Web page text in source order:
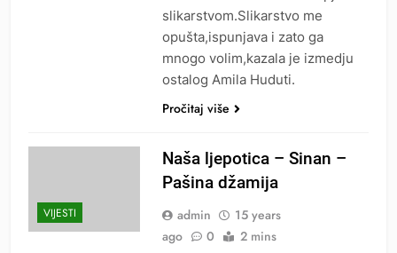
slikarstvom.Slikarstvo me
opušta,ispunjava i zato ga
mnogo volim,kazala je izmedju
ostalog Amila Huduti.
Pročitaj više
VIJESTI
Naša ljepotica – Sinan –
Pašina džamija
admin
15 years
ago
0 2 mins